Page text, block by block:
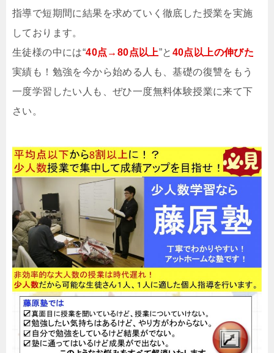
指導で短期間に結果を求めていく徹底した授業を実施
しております。
生徒様の中には“40点→80点以上”と 40点以上の伸びた
実績も！勉強を今から始める人も、基礎の復讐をもう
一度学習したい人も、ぜひ一度無料体験授業に来て下
さい。